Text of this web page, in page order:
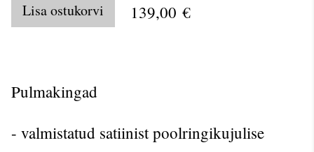
Lisa ostukorvi 139,00 €
Pulmakingad
- valmistatud satiinist poolringikujulise